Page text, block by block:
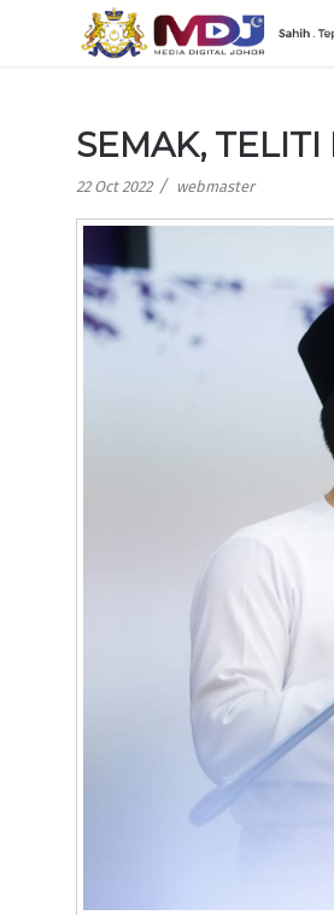
SEMAK,
22 Oct 2022 / webmaster